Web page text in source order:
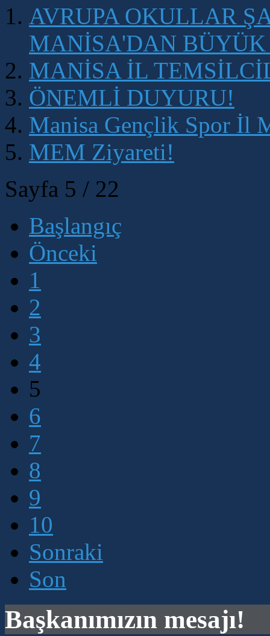
AVRUPA OKULLAR
MANİSA'DAN
MANİSA İL
ÖNEMLİ DUYURU!
Manisa Gençlik Spor İl
MEM Ziyareti!
Sayfa 5 / 22
Başlangıç
Önceki
1
2
3
4
5
6
7
8
9
10
Sonraki
Son
Başkanımızın mesajı!